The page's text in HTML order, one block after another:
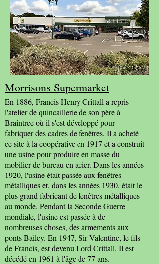
Morrisons Supermarket
En 1886, Francis Henry Crittall a repris
l'atelier de quincaillerie de son père à
Braintree où il s'est développé pour
fabriquer des cadres de fenêtres. Il a acheté
ce site à la coopérative en 1917 et a construit
une usine pour produire en masse du
mobilier de bureau en acier. Dans les années
1920, l'usine était passée aux fenêtres
métalliques et, dans les années 1930, était le
plus grand fabricant de fenêtres métalliques
au monde. Pendant la Seconde Guerre
mondiale, l'usine est passée à de
nombreuses choses, des armements aux
ponts Bailey. En 1947, Sir Valentine, le fils
de Francis, est devenu Lord Crittall. Il est
décédé en 1961 à l'âge de 77 ans.